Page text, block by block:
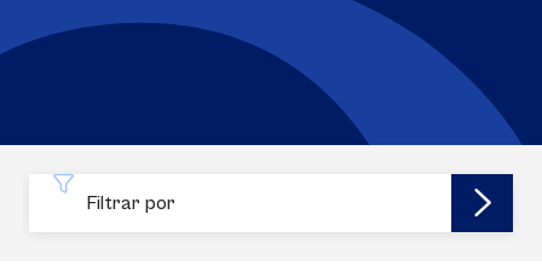
Filtrar por